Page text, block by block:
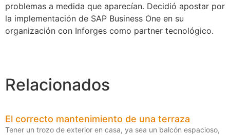
problemas a medida que aparecían. Decidió apostar por
la implementación de SAP Business One en su
organización con Inforges como partner tecnológico.
Relacionados
El correcto mantenimiento de una terraza
Tener un trozo de exterior en casa, ya sea un balcón espacioso,